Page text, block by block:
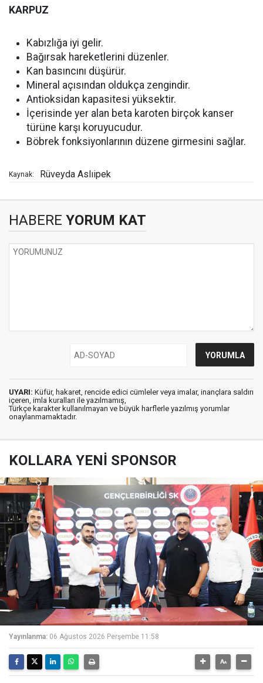
KARPUZ
Kabızlığa iyi gelir.
Bağırsak hareketlerini düzenler.
Kan basıncını düşürür.
Mineral açısından oldukça zengindir.
Antioksidan kapasitesi yüksektir.
İçerisinde yer alan beta karoten birçok kanser
türüne karşı koruyucudur.
Böbrek fonksiyonlarının düzene girmesini sağlar.
Kaynak: Rüveyda Aslıipek
HABERE YORUM KAT
UYARI: Küfür, hakaret, rencide edici cümleler veya imalar, inançlara saldırı
içeren, imla kuralları ile yazılmamış,
Türkçe karakter kullanılmayan ve büyük harflerle yazılmış yorumlar
onaylanmamaktadır.
KOLLARA YENİ SPONSOR
Yayınlanma: 06 Ağustos 2026 Perşembe 11:58